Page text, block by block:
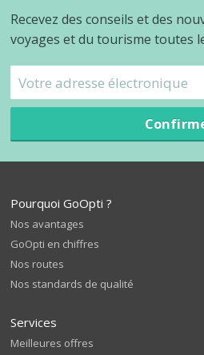
Recevez des conseils et des
voyages et du tourisme toutes
Pourquoi GoOpti ?
Nos avantages
GoOpti en chiffres
Nos routes
Nos standards de qualité
Services
Meilleures offres